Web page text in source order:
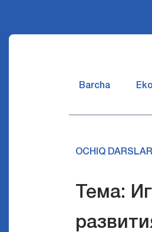
Barcha
OCHIQ DARSLAR
Тема: